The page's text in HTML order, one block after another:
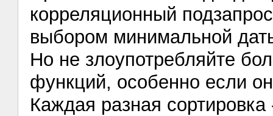
корреляционный
выбором минимальной
Но не злоупотребляйте
функций, особенно если
Каждая разная